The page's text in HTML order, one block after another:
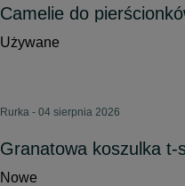
Camelie do
Używane
Rurka - 04 sierpnia 2026
Granatowa koszulka t-
Nowe